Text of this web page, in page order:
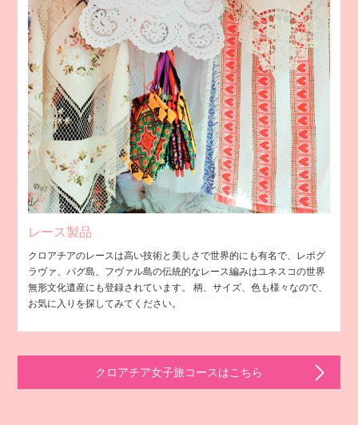
レース製品
クロアチアのレースは高い技術と美しさで世界的にも有名で、レポグ
ラヴァ、パグ島、フヴァル島の伝統的なレース編みはユネスコの世界
無形文化遺産にも登録されています。 柄、サイズ、色も様々なので、
お気に入りを探してみてください。
クロアチア女子旅コースはこちら